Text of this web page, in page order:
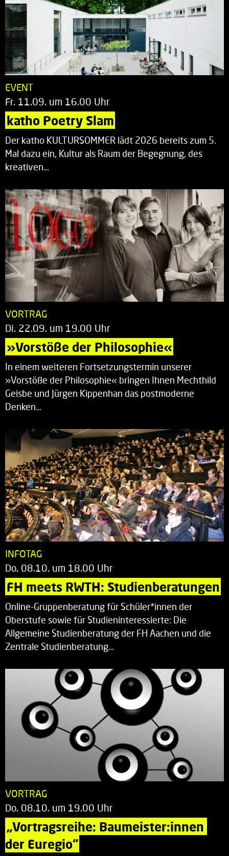
EVENT
Fr. 11.09. um 16.00 Uhr
katho Poetry Slam
Der katho KULTURSOMMER lädt 2026 bereits zum 5.
Mal dazu ein, Kultur als Raum der Begegnung, des
kreativen…
VORTRAG
Di. 22.09. um 19.00 Uhr
»Vorstöße der Philosophie«
In einem weiteren Fortsetzungstermin unserer
»Vorstöße der Philosophie« bringen Ihnen Mechthild
Geisbe und Jürgen Kippenhan das postmoderne
Denken…
INFOTAG
Do. 08.10. um 18.00 Uhr
FH meets RWTH: Studienberatungen
Online-Gruppenberatung für Schüler*innen der
Oberstufe sowie für Studieninteressierte: Die
Allgemeine Studienberatung der FH Aachen und die
Zentrale Studienberatung…
VORTRAG
Do. 08.10. um 19.00 Uhr
„Vortragsreihe: Baumeister:innen
der Euregio“